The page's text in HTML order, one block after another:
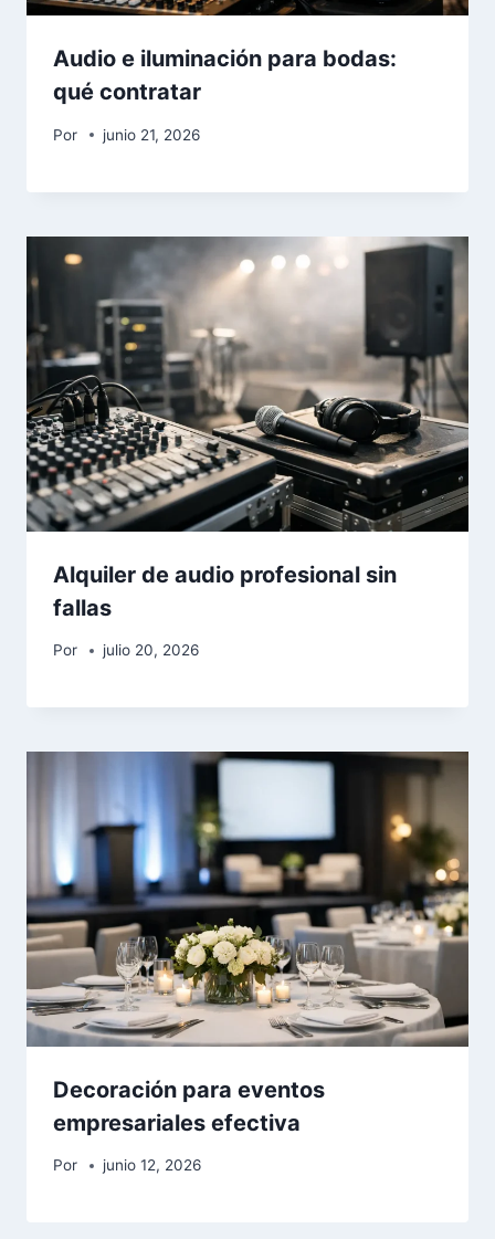
Audio e iluminación para bodas:
qué contratar
Por junio 21, 2026
Alquiler de audio profesional sin
fallas
Por julio 20, 2026
Decoración para eventos
empresariales efectiva
Por junio 12, 2026